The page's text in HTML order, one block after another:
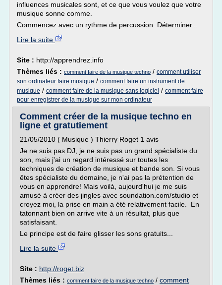
influences musicales sont, et ce que vous voulez que votre
musique sonne comme.
Commencez avec un rythme de percussion. Déterminer...
Lire la suite
Site : http://apprendrez.info
Thèmes liés : comment faire de la musique techno / comment utiliser
son ordinateur faire musique / comment faire un instrument de
musique / comment faire de la musique sans logiciel / comment faire
pour enregistrer de la musique sur mon ordinateur
Comment créer de la musique techno en
ligne et gratutiement
21/05/2010 ( Musique ) Thierry Roget 1 avis
Je ne suis pas DJ, je ne suis pas un grand spécialiste du
son, mais j'ai un regard intéressé sur toutes les
techniques de création de musique et bande son. Si vous
êtes spécialiste du domaine, je n'ai pas la prétention de
vous en apprendre! Mais voilà, aujourd'hui je me suis
amusé à créer des jingles avec soundation.com/studio et
croyez moi, la prise en main a été relativement facile. En
tatonnant bien on arrive vite à un résultat, plus que
satisfaisant.
Le principe est de faire glisser les sons gratuits...
Lire la suite
Site : http://roget.biz
Thèmes liés : comment faire de la musique techno / comment